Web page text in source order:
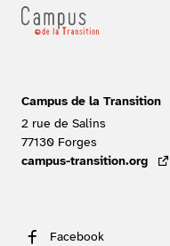
Campus de la Transition
2 rue de Salins
77130 Forges
campus-transition.org
-
Facebook